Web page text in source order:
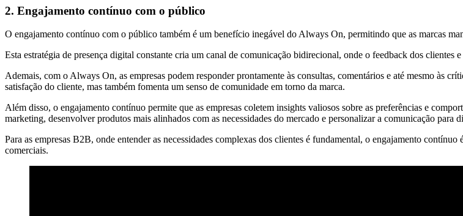
2. Engajamento contínuo com o público
O engajamento contínuo com o público também é um benefício inegável do Always On, permitindo que as marcas
Esta estratégia de presença digital constante cria um canal de comunicação bidirecional, onde o feedback dos clientes
Ademais, com o Always On, as empresas podem responder prontamente às consultas, comentários e até mesmo às
satisfação do cliente, mas também fomenta um senso de comunidade em torno da marca.
Além disso, o engajamento contínuo permite que as empresas coletem insights valiosos sobre as preferências e
marketing, desenvolver produtos mais alinhados com as necessidades do mercado e personalizar a comunicação para
Para as empresas B2B, onde entender as necessidades complexas dos clientes é fundamental, o engajamento
comerciais.